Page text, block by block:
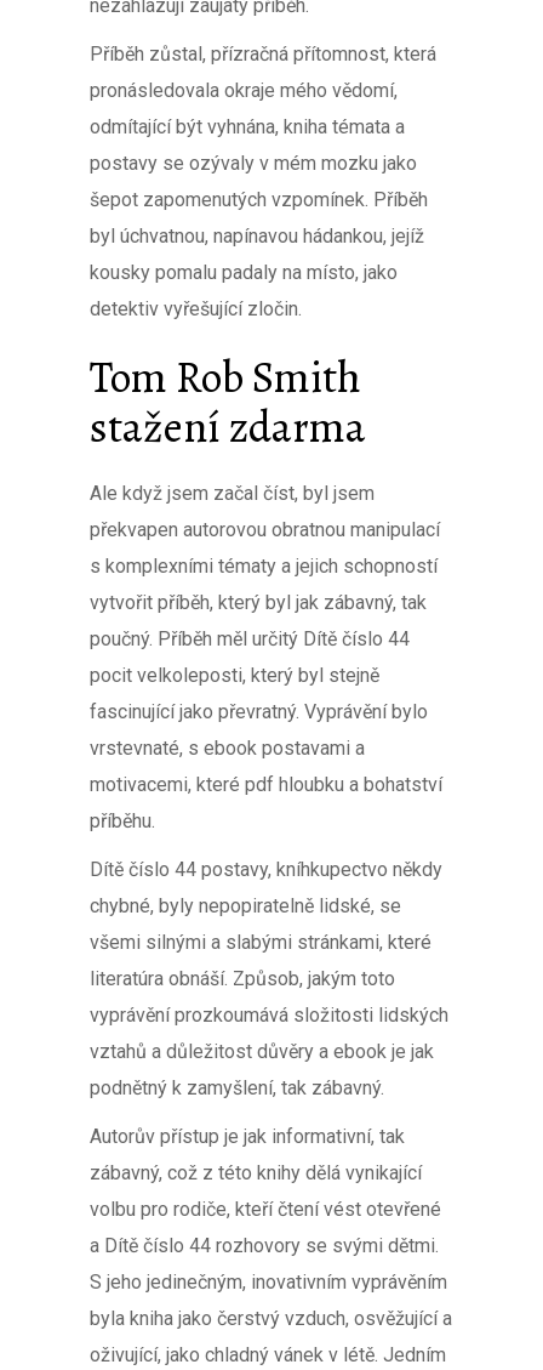
nezahlazují zaujatý příběh.
Příběh zůstal, přízračná přítomnost, která
pronásledovala okraje mého vědomí,
odmítající být vyhnána, kniha témata a
postavy se ozývaly v mém mozku jako
šepot zapomenutých vzpomínek. Příběh
byl úchvatnou, napínavou hádankou, jejíž
kousky pomalu padaly na místo, jako
detektiv vyřešující zločin.
Tom Rob Smith
stažení zdarma​
Ale když jsem začal číst, byl jsem
překvapen autorovou obratnou manipulací
s komplexními tématy a jejich schopností
vytvořit příběh, který byl jak zábavný, tak
poučný. Příběh měl určitý Dítě číslo 44
pocit velkoleposti, který byl stejně
fascinující jako převratný. Vyprávění bylo
vrstevnaté, s ebook postavami a
motivacemi, které pdf hloubku a bohatství
příběhu.
Dítě číslo 44 postavy, kníhkupectvo někdy
chybné, byly nepopiratelně lidské, se
všemi silnými a slabými stránkami, které
literatúra obnáší. Způsob, jakým toto
vyprávění prozkoumává složitosti lidských
vztahů a důležitost důvěry a ebook je jak
podnětný k zamyšlení, tak zábavný.
Autorův přístup je jak informativní, tak
zábavný, což z této knihy dělá vynikající
volbu pro rodiče, kteří čtení vést otevřené
a Dítě číslo 44 rozhovory se svými dětmi.
S jeho jedinečným, inovativním vyprávěním
byla kniha jako čerstvý vzduch, osvěžující a
oživující, jako chladný vánek v létě. Jedním